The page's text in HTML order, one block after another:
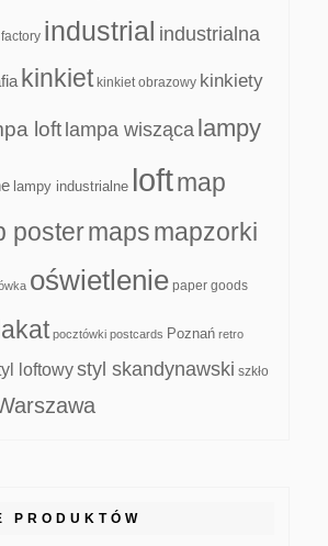
factory industrial industrialna
kinkiet kinkiet obrazowy kinkiety
loft lampa wisząca lampy
lampy industrialne loftmap
postermapsmapzorki
oświetlenie paper goods
pocztówki postcards Poznań retro
loftowystyl skandynawski szkło
PRODUKTÓW